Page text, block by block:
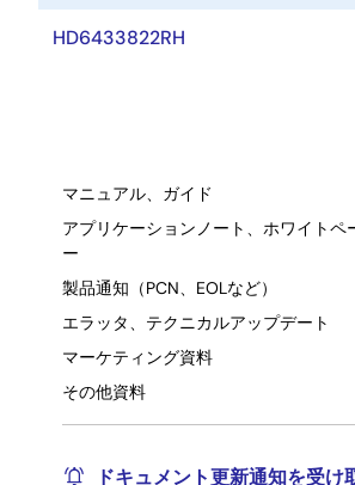
HD6433822RH
マニュアル、ガイド
アプリケーションノート、ホワイトペ
ー
製品通知（PCN、EOLなど）
エラッタ、テクニカルアップデート
マーケティング資料
その他資料
ドキュメント更新通知を受け